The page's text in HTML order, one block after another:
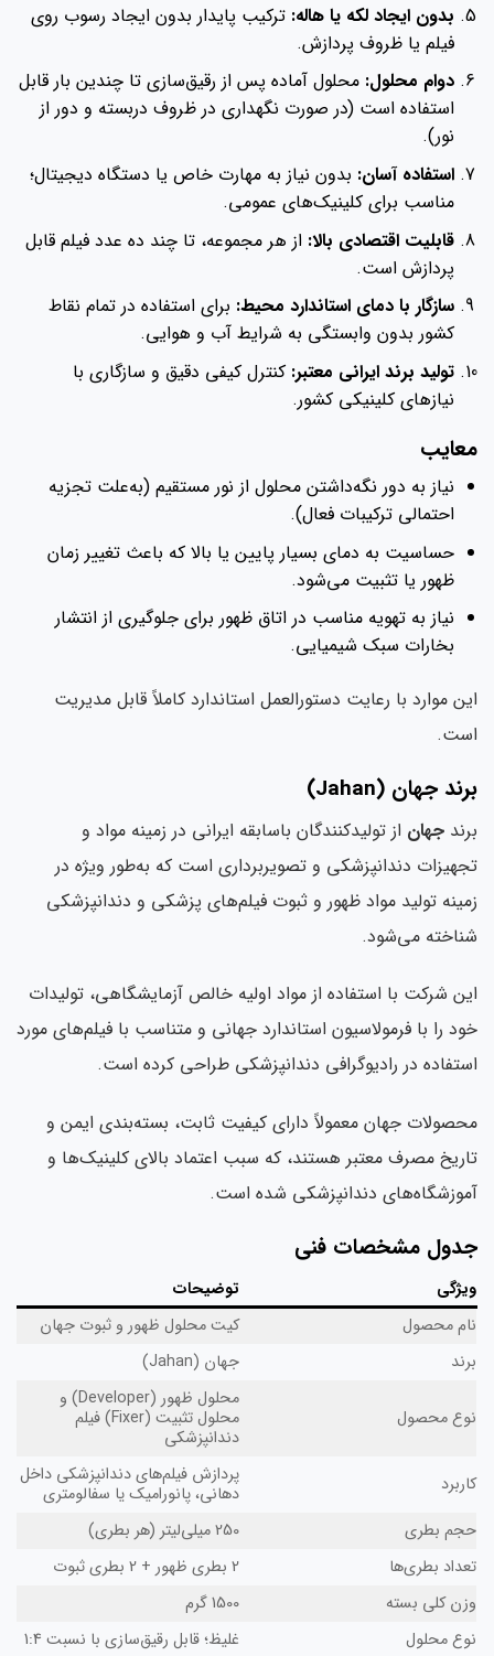
بدون ایجاد لکه یا هاله: ترکیب پایدار بدون ایجاد رسوب روی
فیلم یا ظروف پردازش.
دوام محلول: محلول آماده پس از رقیق‌سازی تا چندین بار قابل
استفاده است (در صورت نگهداری در ظروف دربسته و دور از
نور).
استفاده آسان: بدون نیاز به مهارت خاص یا دستگاه دیجیتال؛
مناسب برای کلینیک‌های عمومی.
قابلیت اقتصادی بالا: از هر مجموعه، تا چند ده عدد فیلم قابل
پردازش است.
سازگار با دمای استاندارد محیط: برای استفاده در تمام نقاط
کشور بدون وابستگی به شرایط آب و هوایی.
تولید برند ایرانی معتبر: کنترل کیفی دقیق و سازگاری با
نیازهای کلینیکی کشور.
معایب
نیاز به دور نگه‌داشتن محلول از نور مستقیم (به‌علت تجزیه
احتمالی ترکیبات فعال).
حساسیت به دمای بسیار پایین یا بالا که باعث تغییر زمان
ظهور یا تثبیت می‌شود.
نیاز به تهویه مناسب در اتاق ظهور برای جلوگیری از انتشار
بخارات سبک شیمیایی.
این موارد با رعایت دستورالعمل استاندارد کاملاً قابل مدیریت
است.
برند جهان (Jahan)
برند جهان از تولیدکنندگان باسابقه ایرانی در زمینه مواد و
تجهیزات دندانپزشکی و تصویربرداری است که به‌طور ویژه در
زمینه تولید مواد ظهور و ثبوت فیلم‌های پزشکی و دندانپزشکی
شناخته می‌شود.
این شرکت با استفاده از مواد اولیه خالص آزمایشگاهی، تولیدات
خود را با فرمولاسیون استاندارد جهانی و متناسب با فیلم‌های مورد
استفاده در رادیوگرافی دندانپزشکی طراحی کرده است.
محصولات جهان معمولاً دارای کیفیت ثابت، بسته‌بندی ایمن و
تاریخ مصرف معتبر هستند، که سبب اعتماد بالای کلینیک‌ها و
آموزشگاه‌های دندانپزشکی شده است.
جدول مشخصات فنی
ویژگی
توضیحات
نام محصول
کیت محلول ظهور و ثبوت جهان
برند
جهان (Jahan)
نوع محصول
محلول ظهور (Developer) و
محلول تثبیت (Fixer) فیلم
دندانپزشکی
کاربرد
پردازش فیلم‌های دندانپزشکی داخل
دهانی، پانورامیک یا سفالومتری
حجم بطری
250 میلی‌لیتر (هر بطری)
تعداد بطری‌ها
2 بطری ظهور + 2 بطری ثبوت
وزن کلی بسته
1500 گرم
نوع محلول
غلیظ؛ قابل رقیق‌سازی با نسبت 1:4